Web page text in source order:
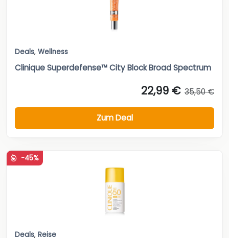
Deals, Wellness
Clinique Superdefense™ City Block Broad Spectrum
22,99 € 35,50 €
Zum Deal
-45%
Deals, Reise